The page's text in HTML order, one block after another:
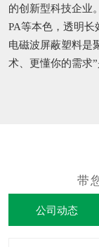
的创新型科技企业
PA等本色，透明
电磁波屏蔽塑料是
术、更懂你的需求
公司动态